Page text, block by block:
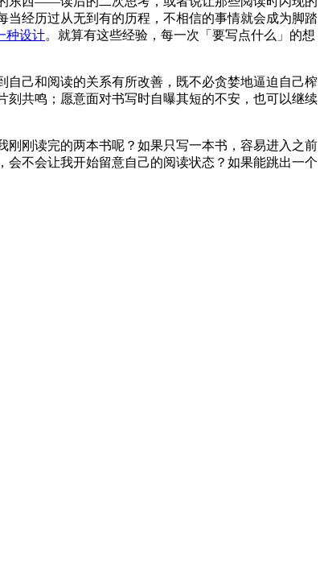
经历过从无到有的历程，不相信的事情就会成为脚踏
种设计。就算有这些经验，每一次「要写点什么」的想
己和阅读的关系有所改善，既不必贪婪地逼迫自己榨
共鸣；愿意面对书写时自曝其短的不安，也可以继续
刚读完的两本书呢？如果只写一本书，容易进入之前
不会让我开始留意自己的阅读状态？如果能跳出一个